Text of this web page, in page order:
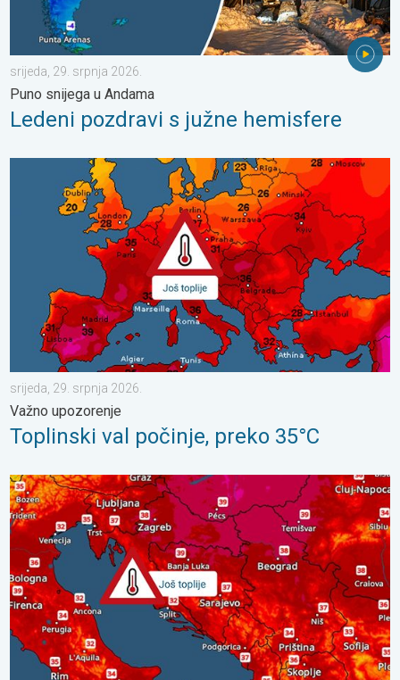
srijeda, 29. srpnja 2026.
Puno snijega u Andama
Ledeni pozdravi s južne hemisfere
Toplinski val počinje, preko 35°C. Važno upozorenje. . .
srijeda, 29. srpnja 2026.
Važno upozorenje
Toplinski val počinje, preko 35°C
Još malo toplije, do kada?. Lokalno 40-ice. . . nedjelja, 2.